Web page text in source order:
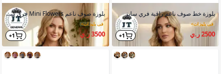
بلوزة خط صوف ناعم راقية فري سايز
في بلوزات>
2500 ر.ي 1+
بلوزة صوف ناعم Mini Flowers فري سايز
في بلوزات>
3500 ر.ي 1+